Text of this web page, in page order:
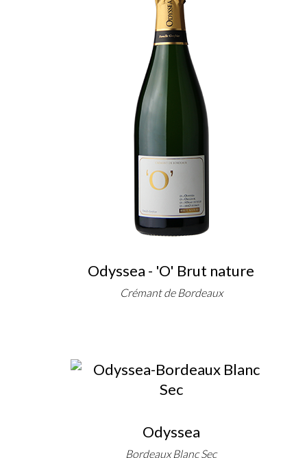
Odyssea - 'O' Brut nature
Crémant de Bordeaux
Odyssea
Bordeaux Blanc Sec